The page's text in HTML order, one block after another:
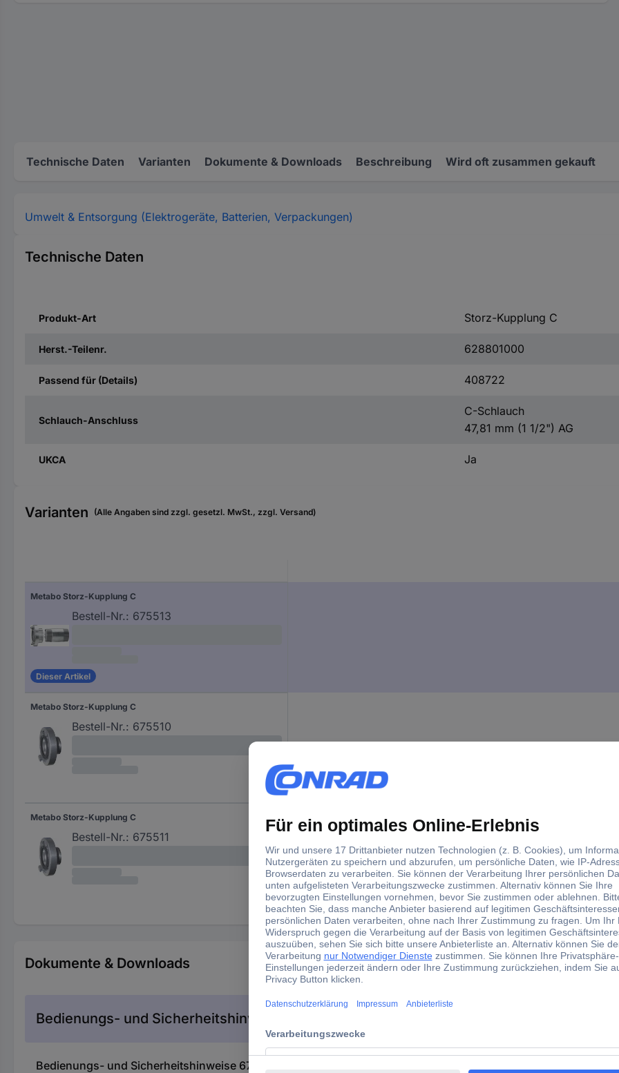
Technische Daten Varianten Dokumente & Downloads Beschreibung Wird oft zusammen gekauft
Umwelt & Entsorgung (Elektrogeräte, Batterien, Verpackungen)
Technische Daten
Produkt-Art Storz-Kupplung C
Herst.-Teilenr. 628801000
Passend für (Details) 408722
Schlauch-Anschluss
C-Schlauch
47,81 mm (1 1/2") AG
UKCA Ja
Varianten (Alle Angaben sind zzgl. gesetzl. MwSt., zzgl. Versand)
Metabo Storz-Kupplung C
Bestell-Nr.: 675513
Dieser Artikel
Metabo Storz-Kupplung C
Bestell-Nr.: 675510
Metabo Storz-Kupplung C
Bestell-Nr.: 675511
Dokumente & Downloads
Bedienungs- und Sicherheitshinweise
Bedienungs- und Sicherheitshinweise 675513 Metabo Storz-Kupplung C